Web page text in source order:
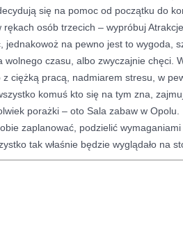
się na pomoc od początku do
rękach osób trzecich – wypróbuj
jednakowoż na pewno jest to wygoda,
wolnego czasu, albo zwyczajnie chęci.
z ciężką pracą, nadmiarem stresu, w
komuś kto się na tym zna,
porażki – oto Sala zabaw w
zaplanować, podzielić
tak właśnie będzie wyglądało na